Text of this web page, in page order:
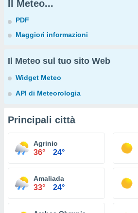
Il Meteo...
PDF
Maggiori informazioni
Il Meteo sul tuo sito Web
Widget Meteo
API di Meteorologia
Principali città
Agrinio
36° 24°
Amaliada
33° 24°